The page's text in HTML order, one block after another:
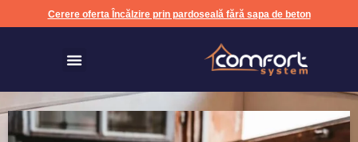
Cerere oferta Încălzire prin pardoseală fără sapa de beton